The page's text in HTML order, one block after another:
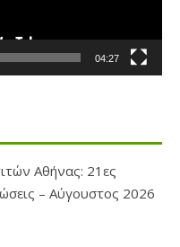
04:27
Αθήνας: 21ες
– Αύγουστος 2026